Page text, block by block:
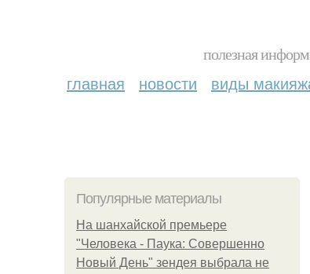
полезная
главная новости виды
Популярные материалы
На шанхайской премьере
"Человека - Паука: Совершенно
Новый День" зендея выбрала не